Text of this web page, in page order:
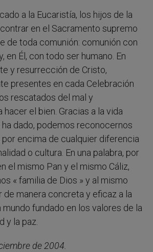
a la Eucaristía, los hijos de la
en el Sacramento supremo
de toda comunión: comunión con
en Él, con todo ser humano. En
y resurrección de Cristo,
presentes en cada Celebración
rescatados del mal y
el bien. Gracias a la vida
ha dado, podemos reconocernos
encima de cualquier diferencia
o cultura. En una palabra, por
el mismo Pan y el mismo Cáliz,
« familia de Dios » y al mismo
manera concreta y eficaz a la
fundado en los valores de la
y la paz.
de 2004.